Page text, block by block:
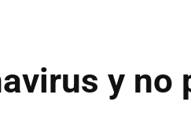
y no